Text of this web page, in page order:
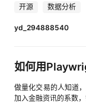
发布 3.0 版本，本次
语言理解和分析数据，帮助企
级：让用户数据服务
于分析查看，还需要
自主创建 API 密钥，
开源 数据分析
yd_294888540
如何用
做量化交易的人知道
加入金融资讯的系数，需要对